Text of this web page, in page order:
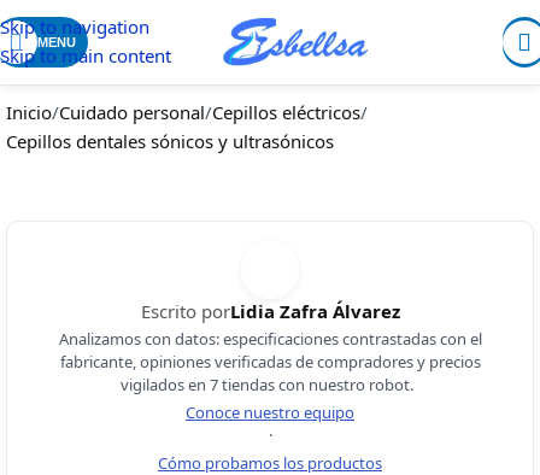
Skip to navigation
Skip to main content
MENU
Inicio/Cuidado personal/Cepillos eléctricos/
Cepillos dentales sónicos y ultrasónicos
Escrito porLidia Zafra Álvarez
Analizamos con datos: especificaciones contrastadas con el
fabricante, opiniones verificadas de compradores y precios
vigilados en 7 tiendas con nuestro robot.
Conoce nuestro equipo
·
Cómo probamos los productos